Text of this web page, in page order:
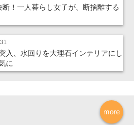
断！一人暮らし女子が、断捨離する
入、水回りを大理石インテリアにし
に
more